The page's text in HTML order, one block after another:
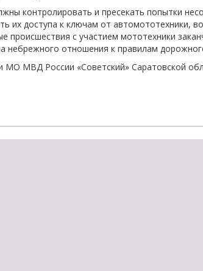
контролировать и пресекать попытки
их доступа к ключам от автомототехники,
происшествия с участием мототехники
небрежного отношения к правилам
МО МВД России «Советский» Саратовской